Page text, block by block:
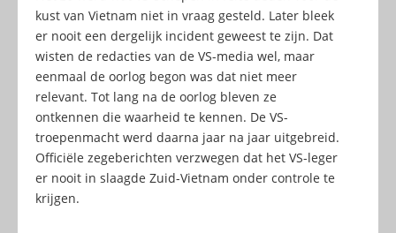
kust van Vietnam niet in vraag gesteld. Later bleek
er nooit een dergelijk incident geweest te zijn. Dat
wisten de redacties van de VS-media wel, maar
eenmaal de oorlog begon was dat niet meer
relevant. Tot lang na de oorlog bleven ze
ontkennen die waarheid te kennen. De VS-
troepenmacht werd daarna jaar na jaar uitgebreid.
Officiële zegeberichten verzwegen dat het VS-leger
er nooit in slaagde Zuid-Vietnam onder controle te
krijgen.